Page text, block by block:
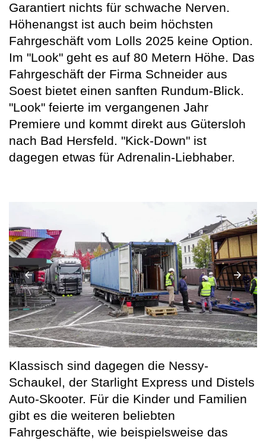
Garantiert nichts für schwache Nerven.
Höhenangst ist auch beim höchsten
Fahrgeschäft vom Lolls 2025 keine Option.
Im "Look" geht es auf 80 Metern Höhe. Das
Fahrgeschäft der Firma Schneider aus
Soest bietet einen sanften Rundum-Blick.
"Look" feierte im vergangenen Jahr
Premiere und kommt direkt aus Gütersloh
nach Bad Hersfeld. "Kick-Down" ist
dagegen etwas für Adrenalin-Liebhaber.
Klassisch sind dagegen die Nessy-
Schaukel, der Starlight Express und Distels
Auto-Skooter. Für die Kinder und Familien
gibt es die weiteren beliebten
Fahrgeschäfte, wie beispielsweise das